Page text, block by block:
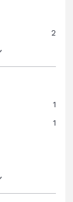
2
1
1